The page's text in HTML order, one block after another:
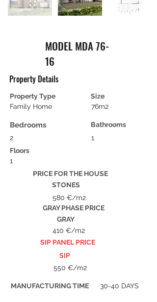
MODEL MDA 76-
16
Property Details
Property Type
Family Home
Bedrooms
2
Size
76m2
Bathrooms
1
Floors
1
PRICE FOR THE HOUSE
STONES
580 €/m2
GRAY PHASE PRICE
GRAY
410 €/m2
SIP PANEL PRICE
SIP
550 €/m2
MANUFACTURING TIME 30-40 DAYS